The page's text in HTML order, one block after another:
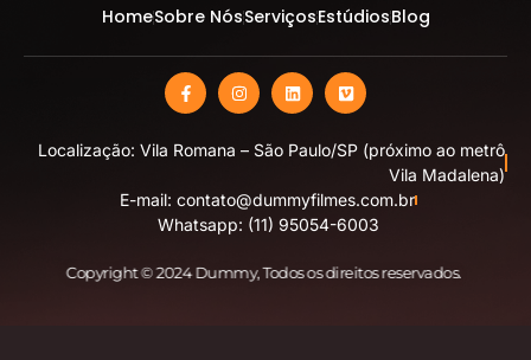
HomeSobre NósServiçosEstúdiosBlog
Localização: Vila Romana – São Paulo/SP (próximo ao metrô
Vila Madalena)
E-mail: contato@dummyfilmes.com.br
Whatsapp: (11) 95054-6003
Copyright © 2024 Dummy, Todos os direitos reservados.